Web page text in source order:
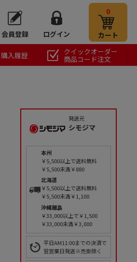
会員登録 ログイン
0
カート
購入履歴
クイックオーダー
商品コード注文
発送元
シモジマ
本州
￥5,500以上で送料無料
￥5,500未満￥880
北海道
￥5,500以上で送料無料
￥5,500未満￥1,100
沖縄離島
￥33,000以上で￥1,500
￥33,000未満￥3,000
平日AM11:00までの決済で
翌営業日発送※売掛除く